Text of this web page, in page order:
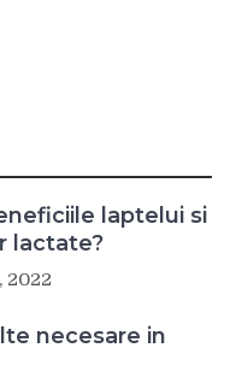
laptelui si
lactate?
2022
necesare in